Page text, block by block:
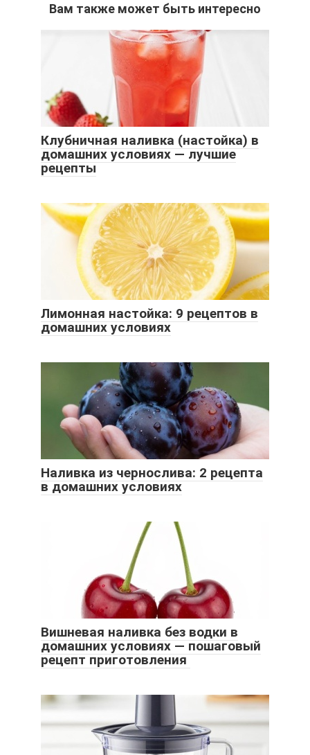
Вам также может быть интересно
Клубничная наливка (настойка) в
домашних условиях — лучшие
рецепты
Лимонная настойка: 9 рецептов в
домашних условиях
Наливка из чернослива: 2 рецепта
в домашних условиях
Вишневая наливка без водки в
домашних условиях — пошаговый
рецепт приготовления